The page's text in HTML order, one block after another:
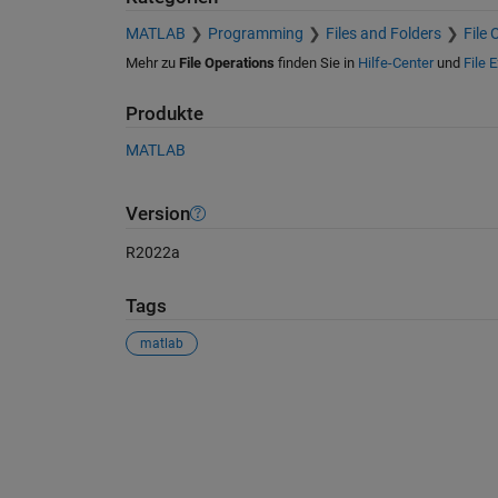
MATLAB Programming Files and Folders File
Mehr zu File Operations finden Sie in Hilfe-Centerund File
Produkte
MATLAB
Version
R2022a
Tags
matlab